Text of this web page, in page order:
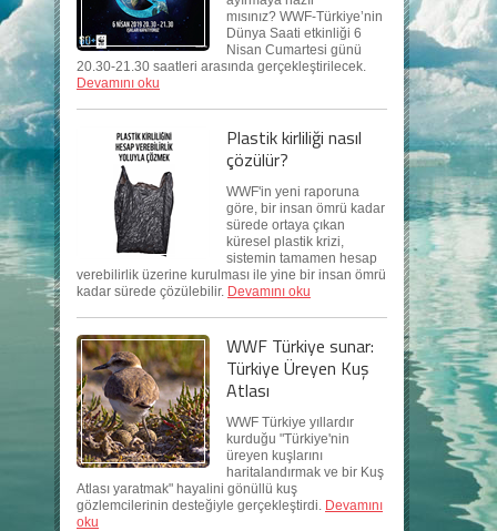
mısınız? WWF-Türkiye’nin
Dünya Saati etkinliği 6
Nisan Cumartesi günü
20.30-21.30 saatleri arasında gerçekleştirilecek.
Devamını oku
Plastik kirliliği nasıl
çözülür?
WWF'in yeni raporuna
göre, bir insan ömrü kadar
sürede ortaya çıkan
küresel plastik krizi,
sistemin tamamen hesap
verebilirlik üzerine kurulması ile yine bir insan ömrü
kadar sürede çözülebilir. Devamını oku
WWF Türkiye sunar:
Türkiye Üreyen Kuş
Atlası
WWF Türkiye yıllardır
kurduğu "Türkiye'nin
üreyen kuşlarını
haritalandırmak ve bir Kuş
Atlası yaratmak" hayalini gönüllü kuş
gözlemcilerinin desteğiyle gerçekleştirdi. Devamını
oku